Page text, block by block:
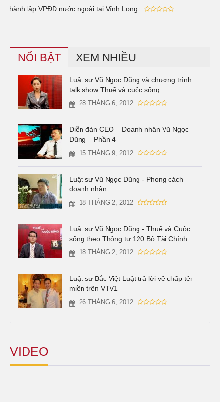
Thành lập VPĐD nước ngoài tại Vĩnh Long
NỔI BẬT XEM NHIỀU
Luật sư Vũ Ngọc Dũng và chương trình
talk show Thuế và cuộc sống.
28 THÁNG 6, 2012
Diễn đàn CEO – Doanh nhân Vũ Ngọc
Dũng – Phần 4
15 THÁNG 9, 2012
Luật sư Vũ Ngọc Dũng - Phong cách
doanh nhân
18 THÁNG 2, 2012
Luật sư Vũ Ngọc Dũng - Thuế và Cuộc
sống theo Thông tư 120 Bộ Tài Chính
18 THÁNG 2, 2012
Luật sư Bắc Việt Luật trả lời về chấp tên
miền trên VTV1
26 THÁNG 6, 2012
VIDEO